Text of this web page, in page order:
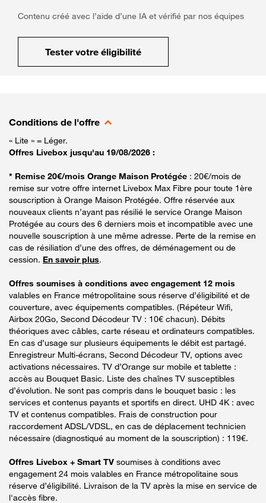
Contenu créé avec l’aide d’une IA et vérifié par nos équipes
Tester votre éligibilité
Conditions de l'offre
« Lite » = Léger.
Offres Livebox jusqu'au 19/08/2026 :
* Remise 20€/mois Orange Maison Protégée : 20€/mois de
remise sur votre offre internet Livebox Max Fibre pour toute 1ère
souscription à Orange Maison Protégée. Offre réservée aux
nouveaux clients n’ayant pas résilié le service Orange Maison
Protégée au cours des 6 derniers mois et incompatible avec une
nouvelle souscription à une même adresse. Perte de la remise en
cas de résiliation d’une des offres, de déménagement ou de
cession. En savoir plus.
Offres soumises à conditions avec engagement 12 mois
valables en France métropolitaine sous réserve d’éligibilité et de
couverture, avec équipements compatibles. (Répéteur Wifi,
Airbox 20Go, Second Décodeur TV : 10€ chacun). Débits
théoriques avec câbles, carte réseau et ordinateurs compatibles.
En cas d’usage sur plusieurs équipements le débit est partagé.
Enregistreur Multi-écrans, Second Décodeur TV, options avec
activations nécessaires. TV d’Orange sur mobile et tablette :
accès au Bouquet Basic. Liste des chaînes TV susceptibles
d’évolution. Ne sont pas compris dans le bouquet basic : les
services et contenus payants et sportifs en direct. UHD 4K : avec
TV et contenus compatibles. Frais de construction pour
raccordement ADSL/VDSL, en cas de déplacement technicien
nécessaire (diagnostiqué au moment de la souscription) : 119€.
Offres Livebox + Smart TV soumises à conditions avec
engagement 24 mois valables en France métropolitaine sous
réserve d’éligibilité. Livraison de la TV après la mise en service de
l'accès fibre.